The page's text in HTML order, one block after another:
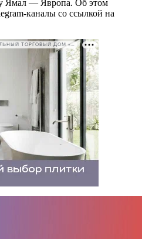
Ямал — Явропа. Об этом
каналы со ссылкой на
РЕКЛАМА • ООО СТРОИТЕЛЬНЫЙ ТОРГОВЫЙ ДОМ «ПЕТРОВИЧ». ИНН: 7802348846